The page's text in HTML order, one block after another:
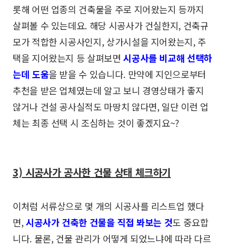
롯해 어떤 업종의 건축물을 주로 지어왔는지 등까지
살펴볼 수 있는데요. 해당 시공사가 건실한지, 건축규
모가 적합한 시공사인지, 상가시설을 지어왔는지, 주
택을 지어왔는지 등 살펴보면시공사를 비교해 선택하
는데 도움을 받을 수 있습니다. 만약에 지인으로부터
추천을 받은 업체였는데 알고 보니 경영상태가 좋지
않거나 건설 공사실적도 마땅치 않다면, 일단 이런 업
체는 최종 선택 시 조심하는 것이 좋겠지요~?
3) 시공사가 공사한 건물 상태 체크하기
이처럼 서류상으로 몇 개의 시공사를 리스트업 했다
면,시공사가 건축한 건물을 직접 봐보는 것도 중요합
니다. 물론, 건물 관리가 어떻게 되었느냐에 따라 다르